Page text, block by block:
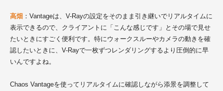
高畑 ：Vantageは、V-Rayの設定をそのまま引き継いでリアルタイムに
表示できるので、クライアントに「こんな感じです」とその場で見せ
たいときにすごく便利です。特にウォークスルーやカメラの動きを確
認したいときに、V-Rayで一枚ずつレンダリングするより圧倒的に早
いんですよね。
Chaos Vantageを使ってリアルタイムに確認しながら添景を調整して